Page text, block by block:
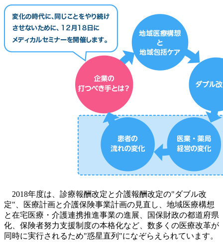
2018年度は、診療報酬改定と介護報酬改定の"ダブル改
定"、医療計画と介護保険事業計画の見直し、地域医療構想
と在宅医療・介護連携推進事業の進展、国保財政の都道府県
化、保険者努力支援制度の本格化など、数多くの医療改革が
同時に実行されるため"惑星直列"になぞらえられています。